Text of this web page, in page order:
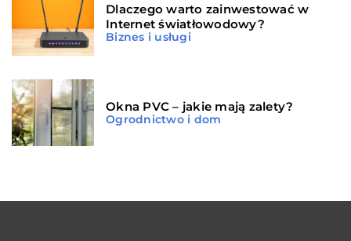
Dlaczego warto zainwestować w
Internet światłowodowy?
Biznes i usługi
Okna PVC – jakie mają zalety?
Ogrodnictwo i dom